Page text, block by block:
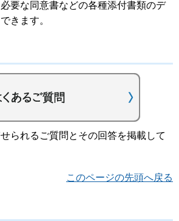
要な同意書などの各種添付書類のデ
きます。
られるご質問とその回答を掲載して
このページの先頭へ戻る